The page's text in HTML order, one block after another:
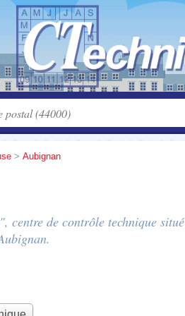
> Aubignan
centre de contrôle technique situé